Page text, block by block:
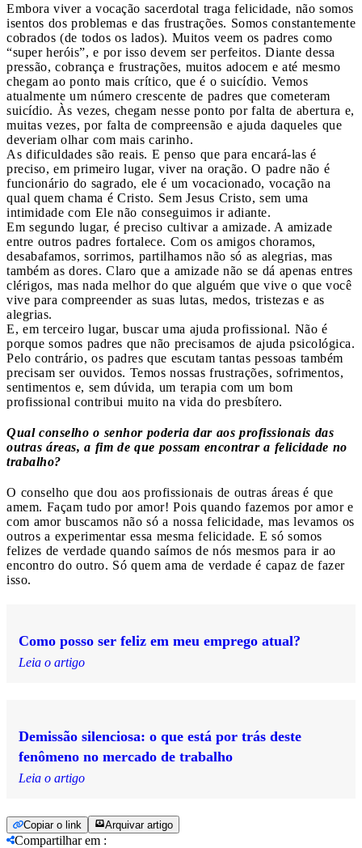
Embora viver a vocação sacerdotal traga felicidade, não somos
isentos dos problemas e das frustrações. Somos constantemente
cobrados (de todos os lados). Muitos veem os padres como
“super heróis”, e por isso devem ser perfeitos. Diante dessa
pressão, cobrança e frustrações, muitos adocem e até mesmo
chegam ao ponto mais crítico, que é o suicídio. Vemos
atualmente um número crescente de padres que cometeram
suicídio. Às vezes, chegam nesse ponto por falta de abertura e,
muitas vezes, por falta de compreensão e ajuda daqueles que
deveriam olhar com mais carinho.
As dificuldades são reais. E penso que para encará-las é
preciso, em primeiro lugar, viver na oração. O padre não é
funcionário do sagrado, ele é um vocacionado, vocação na
qual quem chama é Cristo. Sem Jesus Cristo, sem uma
intimidade com Ele não conseguimos ir adiante.
Em segundo lugar, é preciso cultivar a amizade. A amizade
entre outros padres fortalece. Com os amigos choramos,
desabafamos, sorrimos, partilhamos não só as alegrias, mas
também as dores. Claro que a amizade não se dá apenas entres
clérigos, mas nada melhor do que alguém que vive o que você
vive para compreender as suas lutas, medos, tristezas e as
alegrias.
E, em terceiro lugar, buscar uma ajuda profissional. Não é
porque somos padres que não precisamos de ajuda psicológica.
Pelo contrário, os padres que escutam tantas pessoas também
precisam ser ouvidos. Temos nossas frustrações, sofrimentos,
sentimentos e, sem dúvida, um terapia com um bom
profissional contribui muito na vida do presbítero.
Qual conselho o senhor poderia dar aos profissionais das
outras áreas, a fim de que possam encontrar a felicidade no
trabalho?
O conselho que dou aos profissionais de outras áreas é que
amem. Façam tudo por amor! Pois quando fazemos por amor e
com amor buscamos não só a nossa felicidade, mas levamos os
outros a experimentar essa mesma felicidade. E só somos
felizes de verdade quando saímos de nós mesmos para ir ao
encontro do outro. Só quem ama de verdade é capaz de fazer
isso.
Como posso ser feliz em meu emprego atual?
Leia o artigo
Demissão silenciosa: o que está por trás deste
fenômeno no mercado de trabalho
Leia o artigo
Copiar o link Arquivar artigo
Compartilhar em :